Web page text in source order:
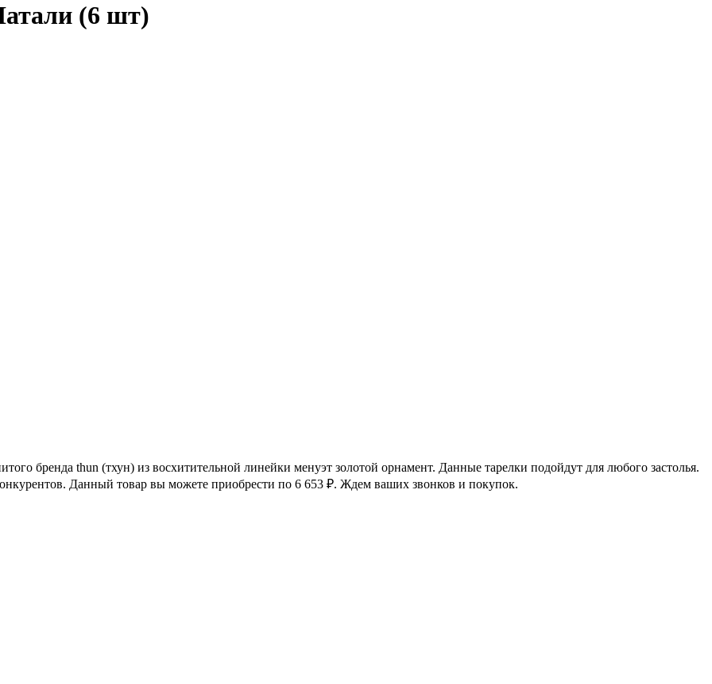
(6 шт)
бренда thun (тхун) из восхитительной линейки менуэт золотой орнамент. Данные тарелки подойдут для любого застолья.
Данный товар вы можете приобрести по 6 653 ₽. Ждем ваших звонков и покупок.